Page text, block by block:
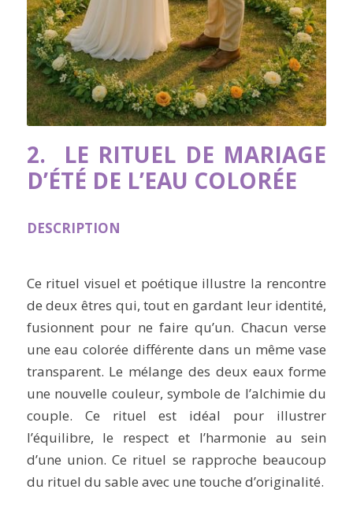
2. LE RITUEL DE MARIAGE
D’ÉTÉ DE L’EAU COLORÉE
DESCRIPTION
Ce rituel visuel et poétique illustre la rencontre
de deux êtres qui, tout en gardant leur identité,
fusionnent pour ne faire qu’un. Chacun verse
une eau colorée différente dans un même vase
transparent. Le mélange des deux eaux forme
une nouvelle couleur, symbole de l’alchimie du
couple. Ce rituel est idéal pour illustrer
l’équilibre, le respect et l’harmonie au sein
d’une union. Ce rituel se rapproche beaucoup
du rituel du sable avec une touche d’originalité.